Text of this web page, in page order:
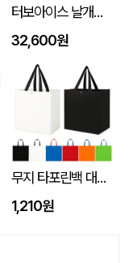
터보아이스 날개없는 넥쿨러 4000mAh
32,600원
무지 타포린백 대형 (42x40x23) 타포린가방 시장가방 보조가방 // 인쇄제작가능
1,210원